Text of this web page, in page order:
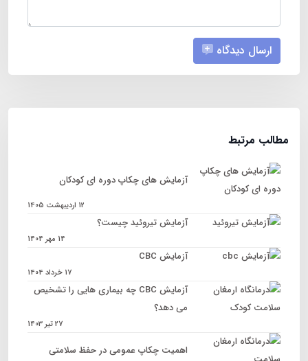
ارسال دیدگاه
مطالب مرتبط
آزمایش های چکاپ دوره ای کودکان
12 اردیبهشت 1405
آزمایش تیروئید چیست؟
14 مهر 1404
آزمایش CBC
17 خرداد 1404
آزمایش CBC چه بیماری هایی را تشخیص
می دهد؟
27 تیر 1403
اهمیت چکاپ عمومی در حفظ سلامتی